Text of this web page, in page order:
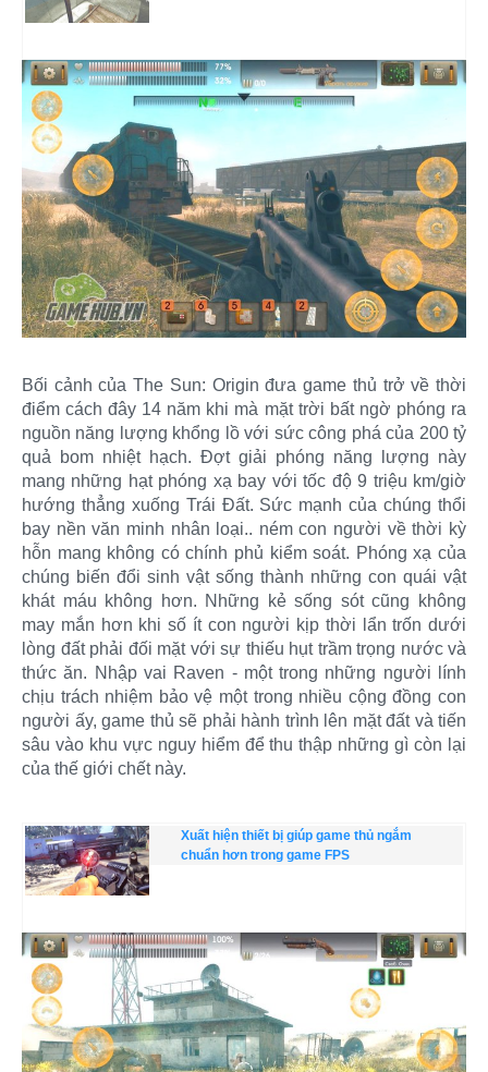
Bối cảnh của The Sun: Origin đưa game thủ trở về thời
điểm cách đây 14 năm khi mà mặt trời bất ngờ phóng ra
nguồn năng lượng khổng lồ với sức công phá của 200 tỷ
quả bom nhiệt hạch. Đợt giải phóng năng lượng này
mang những hạt phóng xạ bay với tốc độ 9 triệu km/giờ
hướng thẳng xuống Trái Đất. Sức mạnh của chúng thổi
bay nền văn minh nhân loại.. ném con người về thời kỳ
hỗn mang không có chính phủ kiểm soát. Phóng xạ của
chúng biến đổi sinh vật sống thành những con quái vật
khát máu không hơn. Những kẻ sống sót cũng không
may mắn hơn khi số ít con người kịp thời lẩn trốn dưới
lòng đất phải đối mặt với sự thiếu hụt trầm trọng nước và
thức ăn. Nhập vai Raven - một trong những người lính
chịu trách nhiệm bảo vệ một trong nhiều cộng đồng con
người ấy, game thủ sẽ phải hành trình lên mặt đất và tiến
sâu vào khu vực nguy hiểm để thu thập những gì còn lại
của thế giới chết này.
Xuất hiện thiết bị giúp game thủ ngắm
chuẩn hơn trong game FPS